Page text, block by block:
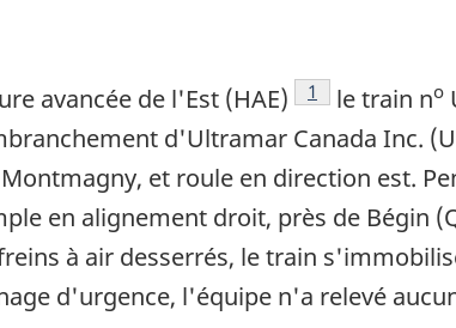
avancée de l'Est (HAE) Note de bas de
1 le train no
d'Ultramar Canada Inc.
et roule en direction est.
en alignement droit, près de Bégin
à air desserrés, le train
d'urgence, l'équipe n'a relevé